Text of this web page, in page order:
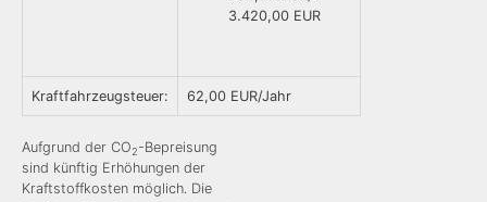
3.420,00 EUR
Kraftfahrzeugsteuer: 62,00 EUR/Jahr
Aufgrund der CO2-Bepreisung
sind künftig Erhöhungen der
Kraftstoffkosten möglich. Die